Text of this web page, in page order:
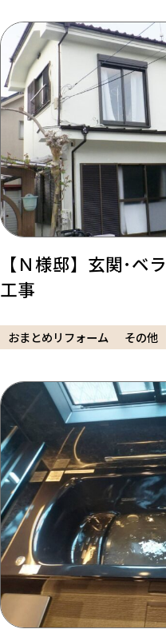
【Ｎ様邸】玄関･ベ
工事
おまとめリフォーム その他